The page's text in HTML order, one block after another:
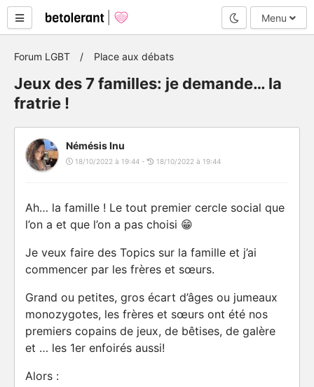
Mode nuit
Menu
Forum LGBT Place aux débats
Jeux des 7 familles: je demande… la
fratrie !
Némésis Inu
18/10/2022 à 19:44 - 18/10/2022 à 19:44
Ah… la famille ! Le tout premier cercle social que
l’on a et que l’on a pas choisi 😁
Je veux faire des Topics sur la famille et j’ai
commencer par les frères et sœurs.
Grand ou petites, gros écart d’âges ou jumeaux
monozygotes, les frères et sœurs ont été nos
premiers copains de jeux, de bêtises, de galère
et … les 1er enfoirés aussi!
Alors :